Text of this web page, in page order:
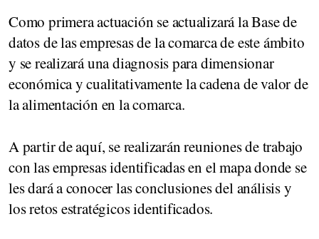
Como primera actuación se actualizará la Base de
datos de las empresas de la comarca de este ámbito
y se realizará una diagnosis para dimensionar
económica y cualitativamente la cadena de valor de
la alimentación en la comarca.
A partir de aquí, se realizarán reuniones de trabajo
con las empresas identificadas en el mapa donde se
les dará a conocer las conclusiones del análisis y
los retos estratégicos identificados.